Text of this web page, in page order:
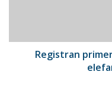
21
Registran